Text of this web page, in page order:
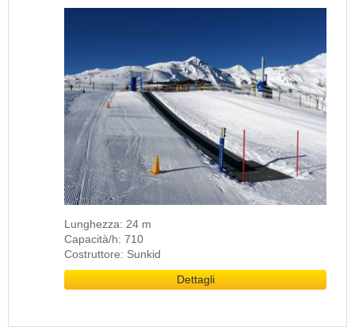
Lunghezza: 24 m
Capacità/h: 710
Costruttore: Sunkid
Dettagli